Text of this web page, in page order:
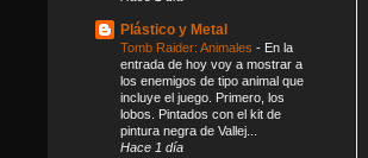
Plástico y Metal
Tomb Raider: Animales - En la
entrada de hoy voy a mostrar a
los enemigos de tipo animal que
incluye el juego. Primero, los
lobos. Pintados con el kit de
pintura negra de Vallej...
Hace 1 día